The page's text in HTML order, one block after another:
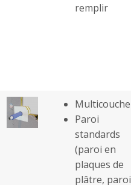
remplir
Multicouche
Paroi
standards
(paroi en
plaques de
plâtre, paroi